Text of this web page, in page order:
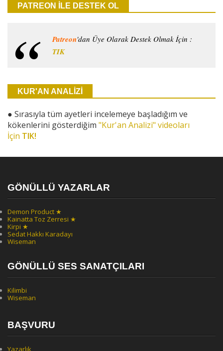
PATREON İLE DESTEK OL
Patreon'dan Üye Olarak Destek Olmak İçin :
TIK
KUR'AN ANALİZİ
● Sırasıyla tüm ayetleri incelemeye başladığım ve
kökenlerini gösterdiğim "Kur'an Analizi" videoları
İçin TIK!
GÖNÜLLÜ YAZARLAR
Demon Product ★
Kainatta Toz Zerresi ★
Kirpi ★
Sedat Hakkı Karadayı
Wiseman
GÖNÜLLÜ SES SANATÇILARI
Kilimbi
Wiseman
BAŞVURU
Yazarlık